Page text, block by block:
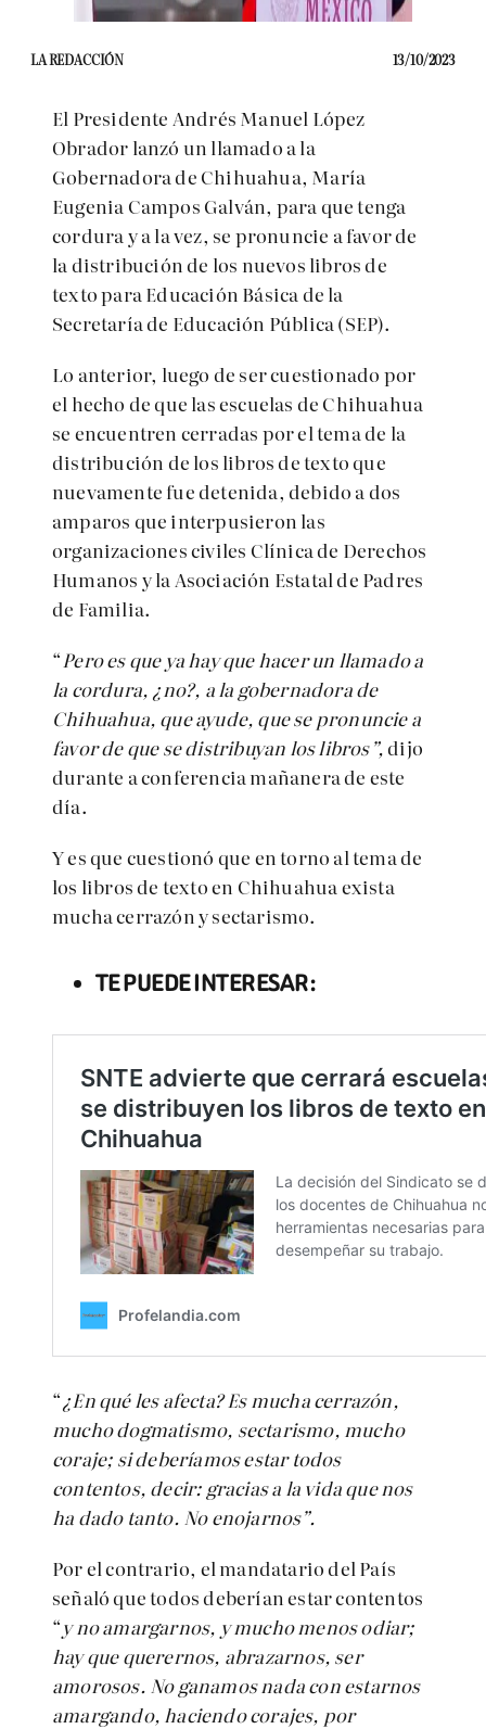
LA REDACCIÓN 13/10/2023
El Presidente Andrés Manuel López
Obrador lanzó un llamado a la
Gobernadora de Chihuahua, María
Eugenia Campos Galván, para que tenga
cordura y a la vez, se pronuncie a favor de
la distribución de los nuevos libros de
texto para Educación Básica de la
Secretaría de Educación Pública (SEP).
Lo anterior, luego de ser cuestionado por
el hecho de que las escuelas de Chihuahua
se encuentren cerradas por el tema de la
distribución de los libros de texto que
nuevamente fue detenida, debido a dos
amparos que interpusieron las
organizaciones civiles Clínica de Derechos
Humanos y la Asociación Estatal de Padres
de Familia.
“Pero es que ya hay que hacer un llamado a
la cordura, ¿no?, a la gobernadora de
Chihuahua, que ayude, que se pronuncie a
favor de que se distribuyan los libros”, dijo
durante a conferencia mañanera de este
día.
Y es que cuestionó que en torno al tema de
los libros de texto en Chihuahua exista
mucha cerrazón y sectarismo.
TE PUEDE INTERESAR:
“¿En qué les afecta? Es mucha cerrazón,
mucho dogmatismo, sectarismo, mucho
coraje; si deberíamos estar todos
contentos, decir: gracias a la vida que nos
ha dado tanto. No enojarnos”.
Por el contrario, el mandatario del País
señaló que todos deberían estar contentos
“y no amargarnos, y mucho menos odiar;
hay que querernos, abrazarnos, ser
amorosos. No ganamos nada con estarnos
amargando, haciendo corajes, por